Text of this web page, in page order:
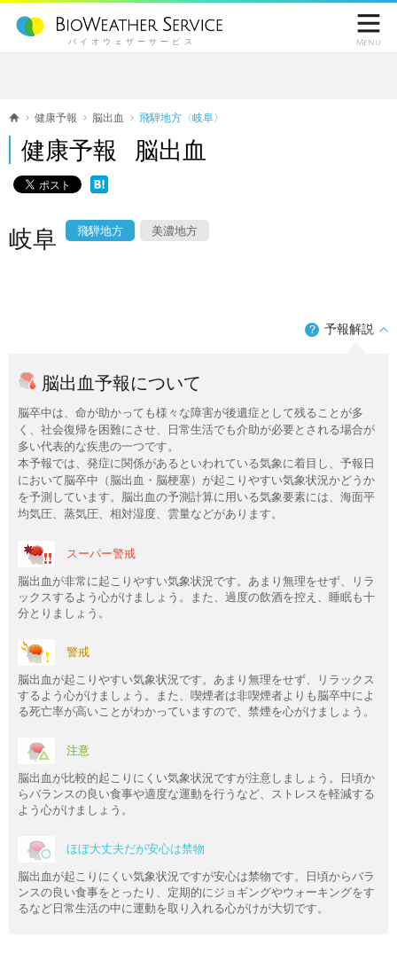
バイオウェザーサービス

Menu
健康予報 脳出血 飛騨地方〈岐阜〉
健康予報 脳出血
岐阜 飛騨地方 美濃地方
？ 予報解説
脳出血予報について
脳卒中は、命が助かっても様々な障害が後遺症として残ることが多
く、社会復帰を困難にさせ、日常生活でも介助が必要とされる場合が
多い代表的な疾患の一つです。
本予報では、発症に関係があるといわれている気象に着目し、予報日
において脳卒中（脳出血・脳梗塞）が起こりやすい気象状況かどうか
を予測しています。脳出血の予測計算に用いる気象要素には、海面平
均気圧、蒸気圧、相対湿度、雲量などがあります。
スーパー警戒
脳出血が非常に起こりやすい気象状況です。あまり無理をせず、リラ
ックスするよう心がけましょう。また、過度の飲酒を控え、睡眠も十
分とりましょう。
警戒
脳出血が起こりやすい気象状況です。あまり無理をせず、リラックス
するよう心がけましょう。また、喫煙者は非喫煙者よりも脳卒中によ
る死亡率が高いことがわかっていますので、禁煙を心がけましょう。
注意
脳出血が比較的起こりにくい気象状況ですが注意しましょう。日頃か
らバランスの良い食事や適度な運動を行うなど、ストレスを軽減する
よう心がけましょう。
ほぼ大丈夫だが安心は禁物
脳出血が起こりにくい気象状況ですが安心は禁物です。日頃からバラ
ンスの良い食事をとったり、定期的にジョギングやウォーキングをす
るなど日常生活の中に運動を取り入れる心がけが大切です。